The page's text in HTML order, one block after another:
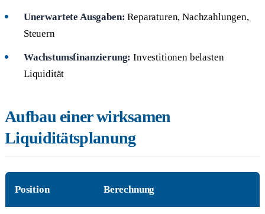
Unerwartete Ausgaben: Reparaturen, Nachzahlungen,
Steuern
Wachstumsfinanzierung: Investitionen belasten
Liquidität
Aufbau einer wirksamen
Liquiditätsplanung
Position Berechnung